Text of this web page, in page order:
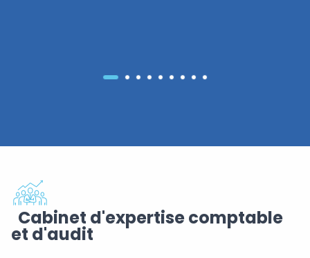
Cabinet d'expertise comptable
et d'audit